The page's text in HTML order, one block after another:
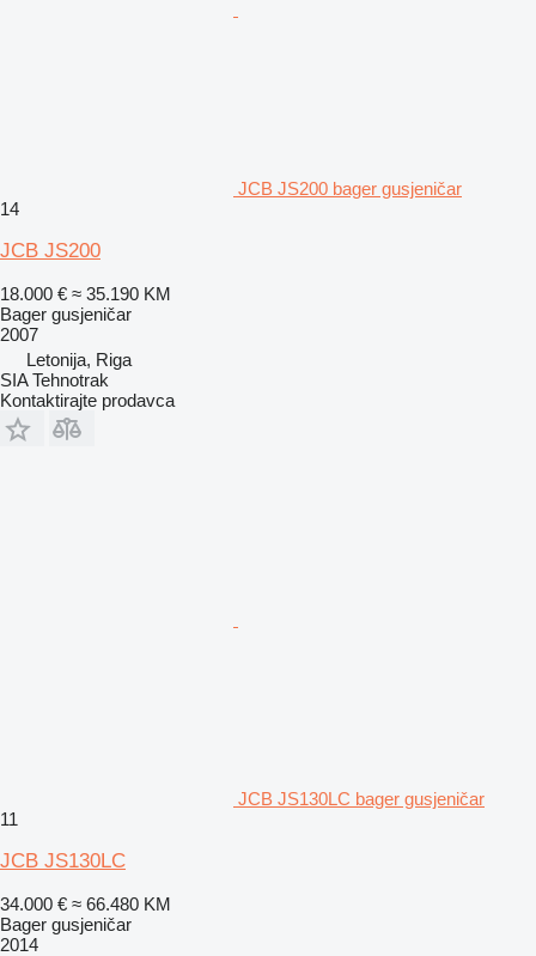
JCB JS200 bager gusjeničar
14
JCB JS200
18.000 € ≈ 35.190 KM
Bager gusjeničar
2007
Letonija, Riga
SIA Tehnotrak
Kontaktirajte prodavca
JCB JS130LC bager gusjeničar
11
JCB JS130LC
34.000 € ≈ 66.480 KM
Bager gusjeničar
2014